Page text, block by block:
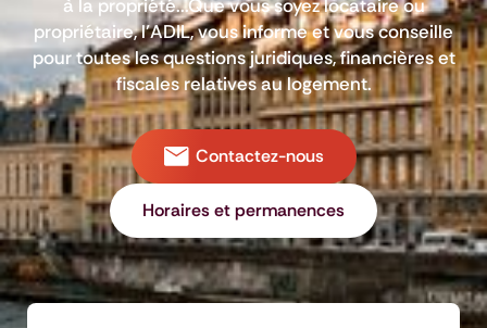
à la propriété...Que vous soyez locataire ou
propriétaire, l’ADIL, vous informe et vous conseille
pour toutes les questions juridiques, financières et
fiscales relatives au logement.
Contactez-nous
Horaires et permanences